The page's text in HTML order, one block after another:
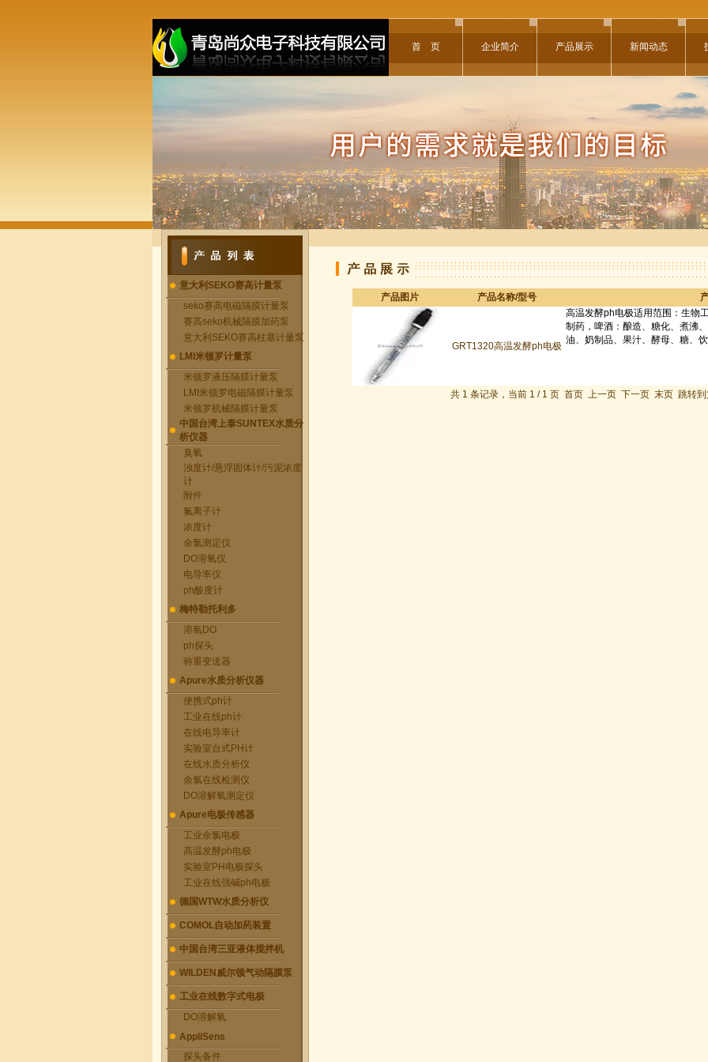
首 页 企业简介 产品展示 新闻动态
意大利SEKO赛高计量泵
seko赛高电磁隔膜计量泵
赛高seko机械隔膜加药泵
意大利SEKO赛高柱塞计量泵
LMI米顿罗计量泵
米顿罗液压隔膜计量泵
LMI米顿罗电磁隔膜计量泵
米顿罗机械隔膜计量泵
中国台湾上泰SUNTEX水质分
析仪器
臭氧
浊度计/悬浮固体计/污泥浓度
计
附件
氟离子计
浓度计
余氯测定仪
DO溶氧仪
电导率仪
ph酸度计
梅特勒托利多
溶氧DO
ph探头
称重变送器
Apure水质分析仪器
便携式ph计
工业在线ph计
在线电导率计
实验室台式PH计
在线水质分析仪
余氯在线检测仪
DO溶解氧测定仪
Apure电极传感器
工业余氯电极
高温发酵ph电极
实验室PH电极探头
工业在线强碱ph电极
德国WTW水质分析仪
COMOL自动加药装置
中国台湾三亚液体搅拌机
WILDEN威尔顿气动隔膜泵
工业在线数字式电极
DO溶解氧
AppliSens
探头备件
产品图片 产品名称/型号
GRT1320高温发酵ph电极
共 1 条记录，当前 1 / 1 页 首页 上一页 下一页 末页 跳转到